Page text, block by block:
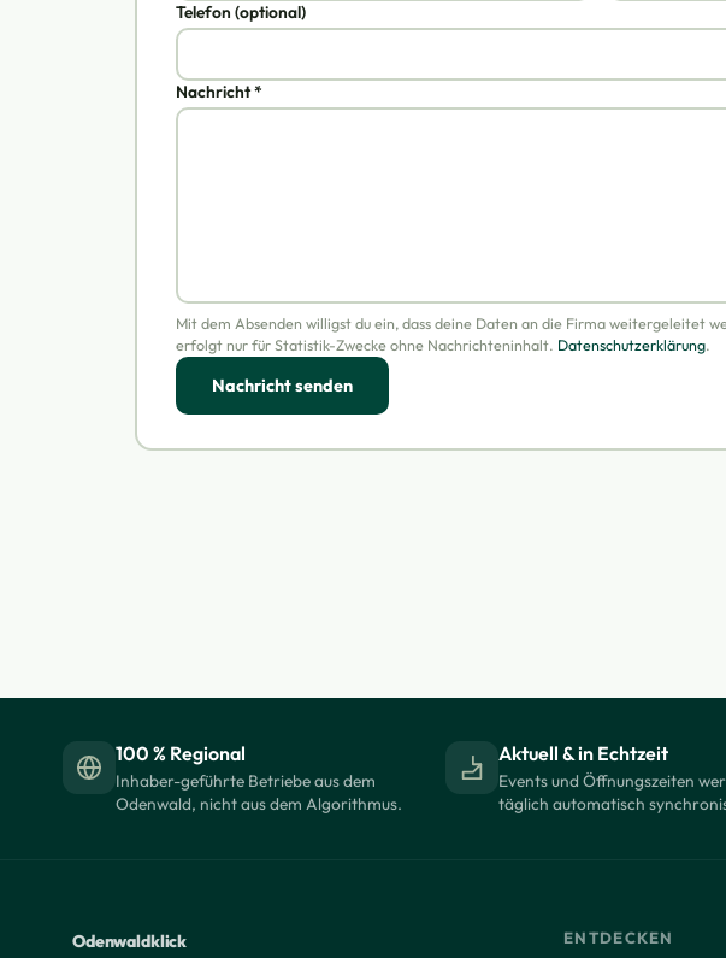
Telefon (optional)
Nachricht *
Mit dem Absenden willigst du ein, dass deine Daten an die Firma weitergeleitet
erfolgt nur für Statistik-Zwecke ohne Nachrichteninhalt. Datenschutzerklärung.
Nachricht senden
100 % Regional
Inhaber-geführte Betriebe aus dem
Odenwald, nicht aus dem Algorithmus.
Aktuell & in Echtzeit
Events und Öffnungszeiten
täglich automatisch
Odenwaldklick ENTDECKEN